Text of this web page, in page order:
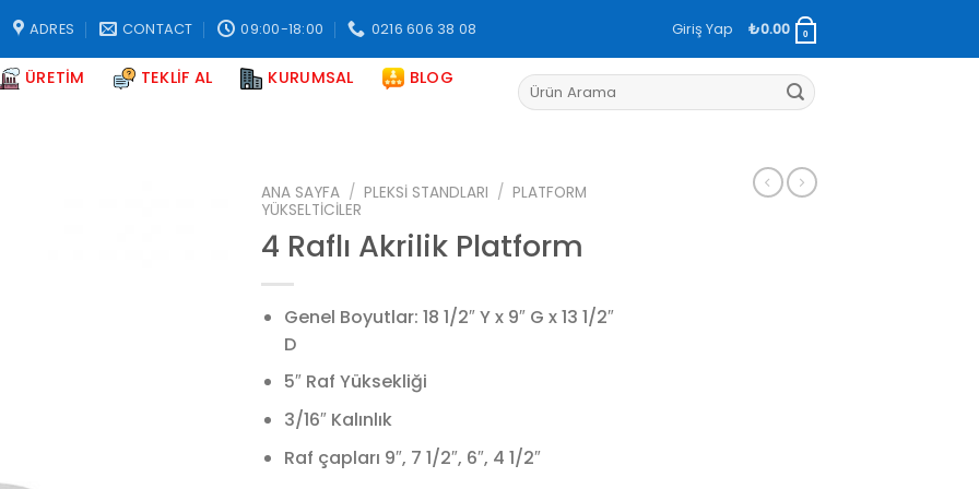
ADRES CONTACT 09:00-18:00 0216 606 38 08 Giriş Yap ₺0.00 0
ÜRETIM TEKLIF AL KURUMSAL BLOG Ara:
ANA SAYFA / PLEKSI STANDLARI / PLATFORM
YÜKSELTICILER
4 Raflı Akrilik Platform
Genel Boyutlar: 18 1/2″ Y x 9″ G x 13 1/2″
D
5″ Raf Yüksekliği
3/16″ Kalınlık
Raf çapları 9″, 7 1/2″, 6″, 4 1/2″